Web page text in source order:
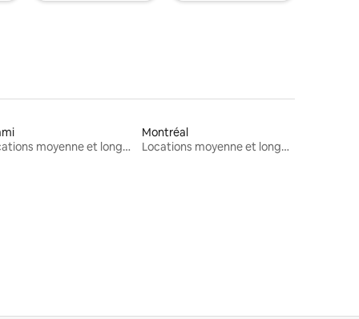
Locations moyenne et longue durée
Montréal
Locations moyenne et longue durée